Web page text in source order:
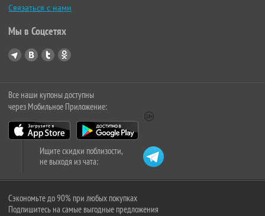
Связаться с нами
Мы в Соцсетях
Все наши купоны доступны
через Мобильное Приложение:
Ищите скидки поблизости,
не выходя из чата:
Сэкономьте до 90% при любых покупках
Подпишитесь на самые выгодные предложения